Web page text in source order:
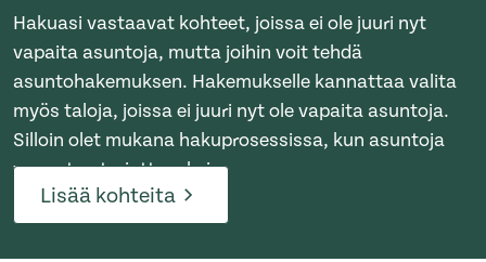
Hakuasi vastaavat kohteet, joissa ei ole juuri nyt
vapaita asuntoja, mutta joihin voit tehdä
asuntohakemuksen. Hakemukselle kannattaa valita
myös taloja, joissa ei juuri nyt ole vapaita asuntoja.
Silloin olet mukana hakuprosessissa, kun asuntoja
vapautuu tarjottavaksi.
Lisää kohteita